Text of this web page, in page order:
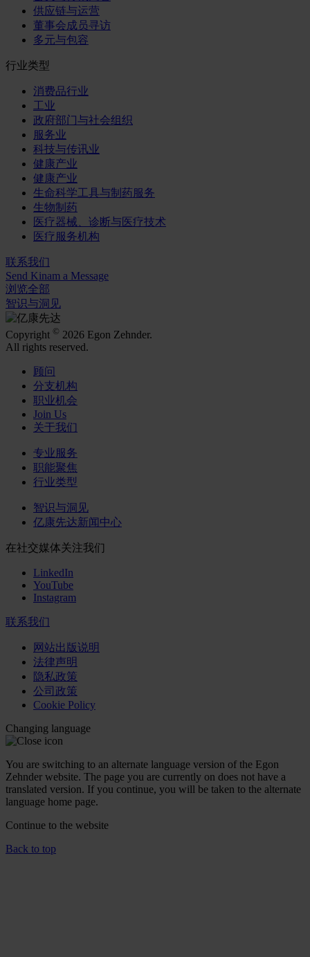
供应链与运营
董事会成员寻访
多元与包容
行业类型
消费品行业
工业
政府部门与社会组织
服务业
科技与传讯业
健康产业
健康产业
生命科学工具与制药服务
生物制药
医疗器械、诊断与医疗技术
医疗服务机构
联系我们
Send Kinam a Message
浏览全部
智识与洞见
Copyright © 2026 Egon Zehnder.
All rights reserved.
顾问
分支机构
职业机会
Join Us
关于我们
专业服务
职能聚焦
行业类型
智识与洞见
亿康先达新闻中心
在社交媒体关注我们
LinkedIn
YouTube
Instagram
联系我们
网站出版说明
法律声明
隐私政策
公司政策
Cookie Policy
Changing language
You are switching to an alternate language version of the Egon
Zehnder website. The page you are currently on does not have a
translated version. If you continue, you will be taken to the alternate
language home page.
Continue to the website
Back to top